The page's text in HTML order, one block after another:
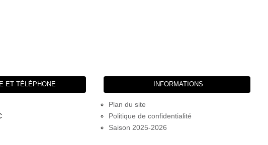
ET TÉLÉPHONE INFORMATIONS
Plan du site
Politique de confidentialité
Saison 2025-2026